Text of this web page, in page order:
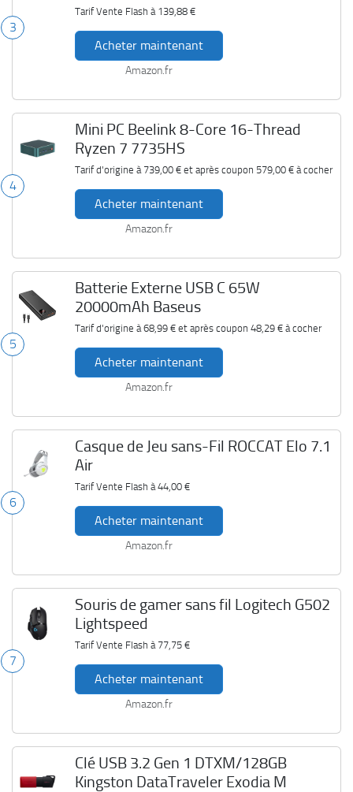
3
Tarif Vente Flash à 139,88 €
Acheter maintenant
Amazon.fr
4
Mini PC Beelink 8-Core 16-Thread
Ryzen 7 7735HS
Tarif d'origine à 739,00 €et après coupon 579,00 €à cocher
Acheter maintenant
Amazon.fr
5
Batterie Externe USB C 65W
20000mAh Baseus
Tarif d'origine à68,99 €et après coupon 48,29 €à cocher
Acheter maintenant
Amazon.fr
6
Casque de Jeu sans-Fil ROCCAT Elo 7.1
Air
Tarif Vente Flash à44,00 €
Acheter maintenant
Amazon.fr
7
Souris de gamer sans fil Logitech G502
Lightspeed
Tarif Vente Flash à 77,75 €
Acheter maintenant
Amazon.fr
Clé USB 3.2 Gen 1 DTXM/128GB
Kingston DataTraveler Exodia M